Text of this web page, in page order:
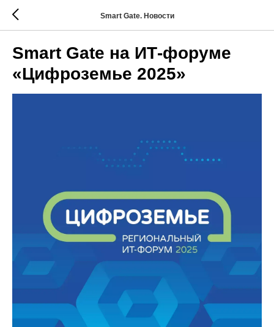
Smart Gate. Новости
Smart Gate на ИТ-форуме
«Цифроземье 2025»